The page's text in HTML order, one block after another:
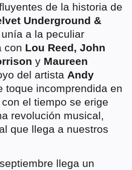
de la historia de
Underground &
a la peculiar
con Lou Reed, John
y Maureen
del artista Andy
toque incomprendida en
el tiempo se erige
revolución musical,
que llega a nuestros
llega un